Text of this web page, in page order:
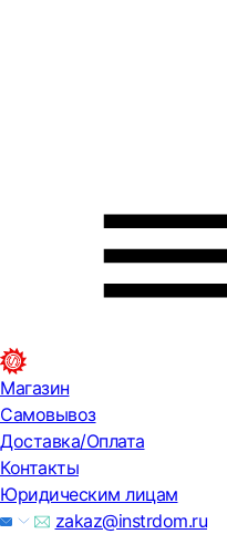
Магазин
Самовывоз
Доставка/Оплата
Контакты
Юридическим лицам
zakaz@instrdom.ru